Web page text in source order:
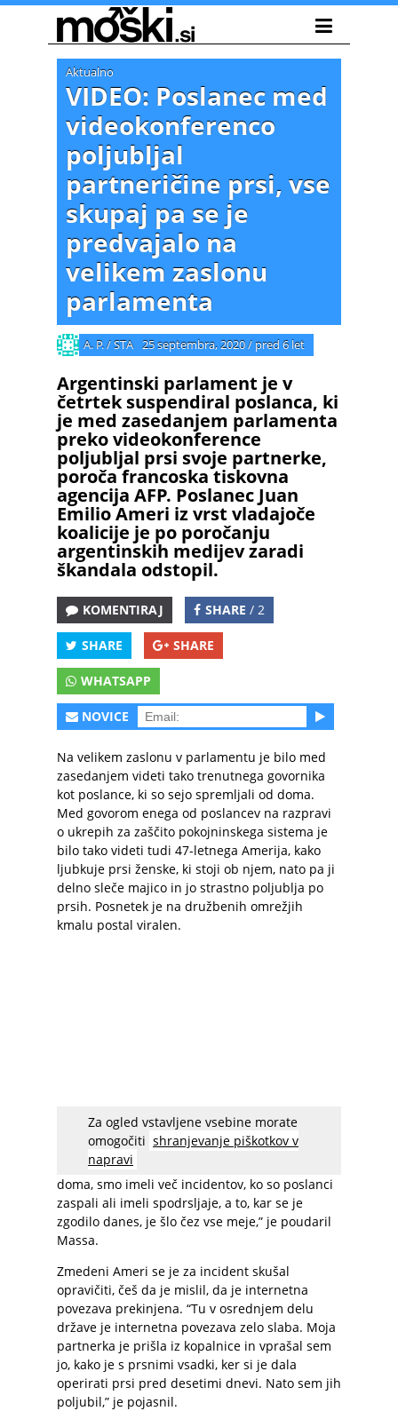
Aktualno
VIDEO: Poslanec med
videokonferenco
poljubljal
partneričine prsi, vse
skupaj pa se je
predvajalo na
velikem zaslonu
parlamenta
A. P. / STA 25 septembra, 2020/ pred 6 let
Argentinski parlament je v
četrtek suspendiral poslanca, ki
je med zasedanjem parlamenta
preko videokonference
poljubljal prsi svoje partnerke,
poroča francoska tiskovna
agencija AFP. Poslanec Juan
Emilio Ameri iz vrst vladajoče
koalicije je po poročanju
argentinskih medijev zaradi
škandala odstopil.
KOMENTIRAJ SHARE / 2
SHARE SHARE
WHATSAPP
NOVICE
Na velikem zaslonu v parlamentu je bilo med
zasedanjem videti tako trenutnega govornika
kot poslance, ki so sejo spremljali od doma.
Med govorom enega od poslancev na razpravi
o ukrepih za zaščito pokojninskega sistema je
bilo tako videti tudi 47-letnega Amerija, kako
ljubkuje prsi ženske, ki stoji ob njem, nato pa ji
delno sleče majico in jo strastno poljublja po
prsih. Posnetek je na družbenih omrežjih
kmalu postal viralen.
Za ogled vstavljene vsebine morate
omogočiti shranjevanje piškotkov v
napravi
Sejo parlamenta je predsednik parlamenta
Sergio Massa sprva prekinil, nato pa so jo
preložili. “V zadnjih mesecih, odkar delamo od
doma, smo imeli več incidentov, ko so poslanci
zaspali ali imeli spodrsljaje, a to, kar se je
zgodilo danes, je šlo čez vse meje,” je poudaril
Massa.
Zmedeni Ameri se je za incident skušal
opravičiti, češ da je mislil, da je internetna
povezava prekinjena. “Tu v osrednjem delu
države je internetna povezava zelo slaba. Moja
partnerka je prišla iz kopalnice in vprašal sem
jo, kako je s prsnimi vsadki, ker si je dala
operirati prsi pred desetimi dnevi. Nato sem jih
poljubil,” je pojasnil.